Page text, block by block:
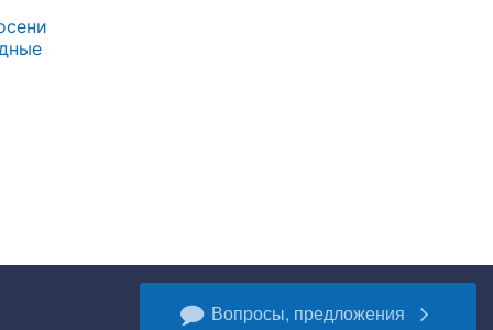
Вопросы, предложения